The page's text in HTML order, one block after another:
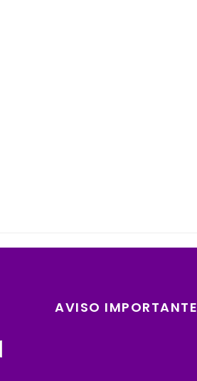
AVISO IMPORTANTE